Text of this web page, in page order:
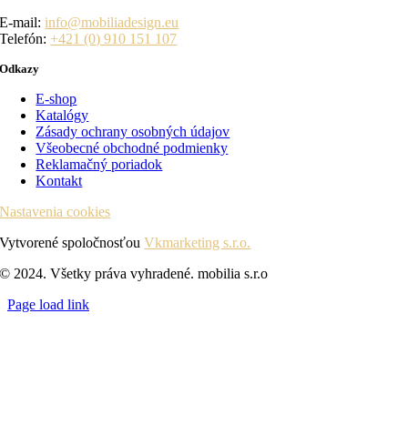
E-mail:info@mobiliadesign.eu
Telefón: +421 (0) 910 151 107
Odkazy
E-shop
Katalógy
Zásady ochrany osobných údajov
Všeobecné obchodné podmienky
Reklamačný poriadok
Kontakt
Nastavenia cookies
Vytvorené spoločnosťouVkmarketing s.r.o.
© 2024. Všetky práva vyhradené. mobilia s.r.o
Page load link